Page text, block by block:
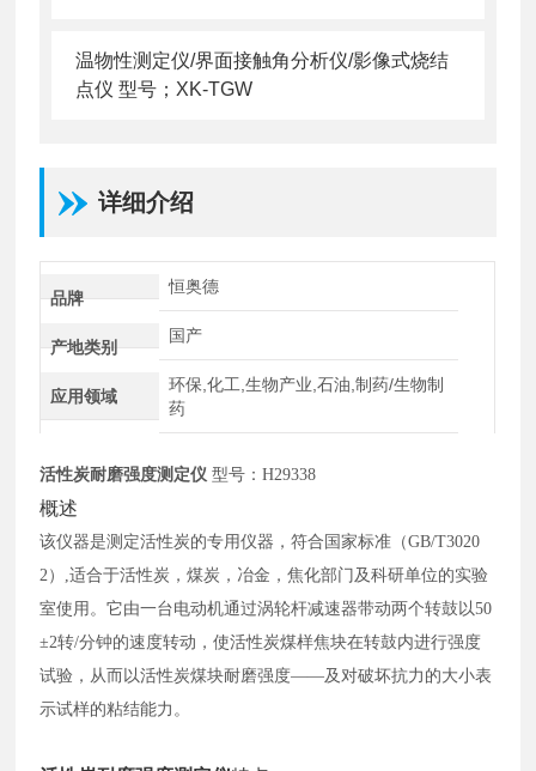
温物性测定仪/界面接触角分析仪/影像式烧结
点仪 型号；XK-TGW
详细介绍
品牌
恒奥德
产地类别
国产
应用领域
环保,化工,生物产业,石油,制药/生物制
药
活性炭耐磨强度测定仪 型号：H29338
概述
该仪器是测定活性炭的专用仪器，符合国家标准（GB/T3020
2）,适合于活性炭，煤炭，冶金，焦化部门及科研单位的实验
室使用。它由一台电动机通过涡轮杆减速器带动两个转鼓以50
±2转/分钟的速度转动，使活性炭煤样焦块在转鼓内进行强度
试验，从而以活性炭煤块耐磨强度——及对破坏抗力的大小表
示试样的粘结能力。